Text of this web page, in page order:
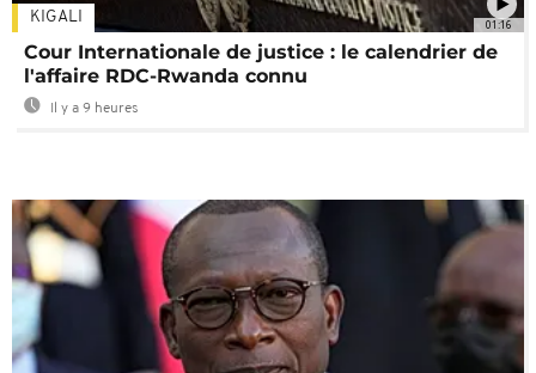
01:16
KIGALI
Cour Internationale de justice : le calendrier de
l'affaire RDC-Rwanda connu
Il y a 9 heures